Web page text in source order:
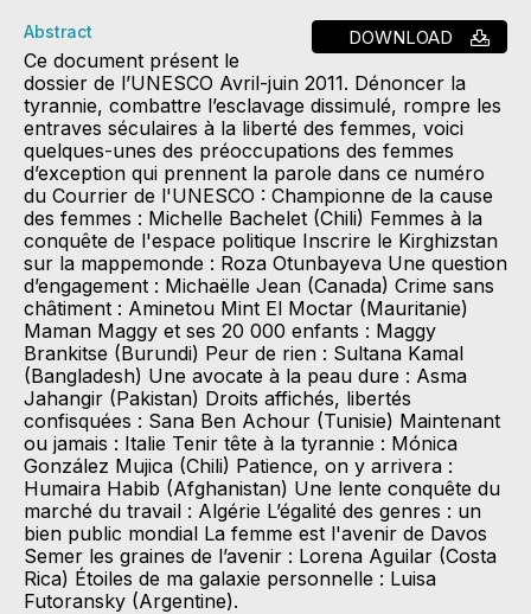
DOWNLOAD
Abstract
Ce document présent le
dossier de l’UNESCO Avril-juin 2011. Dénoncer la
tyrannie, combattre l’esclavage dissimulé, rompre les
entraves séculaires à la liberté des femmes, voici
quelques-unes des préoccupations des femmes
d’exception qui prennent la parole dans ce numéro
du Courrier de l'UNESCO : Championne de la cause
des femmes : Michelle Bachelet (Chili) Femmes à la
conquête de l'espace politique Inscrire le Kirghizstan
sur la mappemonde : Roza Otunbayeva Une question
d’engagement : Michaëlle Jean (Canada) Crime sans
châtiment : Aminetou Mint El Moctar (Mauritanie)
Maman Maggy et ses 20 000 enfants : Maggy
Brankitse (Burundi) Peur de rien : Sultana Kamal
(Bangladesh) Une avocate à la peau dure : Asma
Jahangir (Pakistan) Droits affichés, libertés
confisquées : Sana Ben Achour (Tunisie) Maintenant
ou jamais : Italie Tenir tête à la tyrannie : Mónica
González Mujica (Chili) Patience, on y arrivera :
Humaira Habib (Afghanistan) Une lente conquête du
marché du travail : Algérie L’égalité des genres : un
bien public mondial La femme est l'avenir de Davos
Semer les graines de l’avenir : Lorena Aguilar (Costa
Rica) Étoiles de ma galaxie personnelle : Luisa
Futoransky (Argentine).